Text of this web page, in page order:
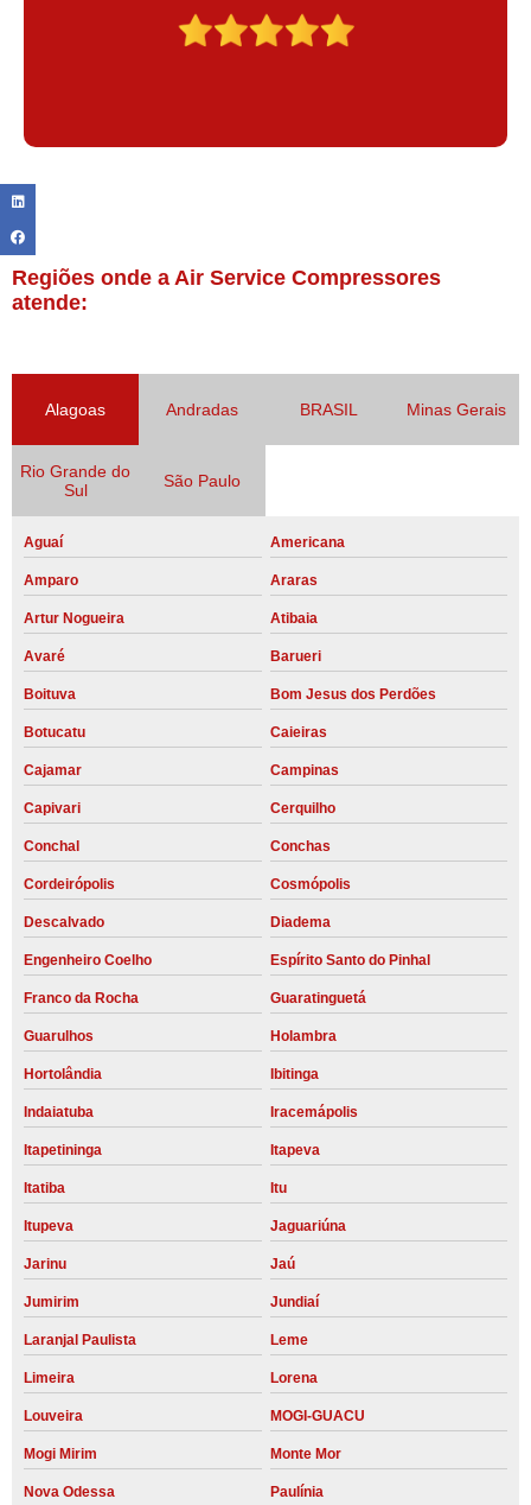
Regiões onde a Air Service Compressores
atende:
Alagoas Andradas BRASIL Minas Gerais
Rio Grande do
Sul
São Paulo
Aguaí Americana
Amparo Araras
Artur Nogueira Atibaia
Avaré Barueri
Boituva Bom Jesus dos Perdões
Botucatu Caieiras
Cajamar Campinas
Capivari Cerquilho
Conchal Conchas
Cordeirópolis Cosmópolis
Descalvado Diadema
Engenheiro Coelho Espírito Santo do Pinhal
Franco da Rocha Guaratinguetá
Guarulhos Holambra
Hortolândia Ibitinga
Indaiatuba Iracemápolis
Itapetininga Itapeva
Itatiba Itu
Itupeva Jaguariúna
Jarinu Jaú
Jumirim Jundiaí
Laranjal Paulista Leme
Limeira Lorena
Louveira MOGI-GUACU
Mogi Mirim Monte Mor
Nova Odessa Paulínia